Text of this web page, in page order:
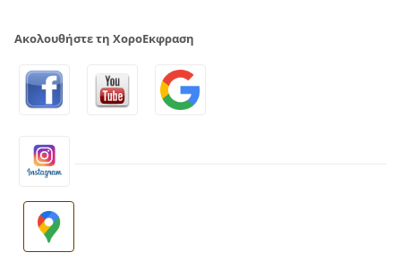
Ακολουθήστε τη ΧοροΕκφραση